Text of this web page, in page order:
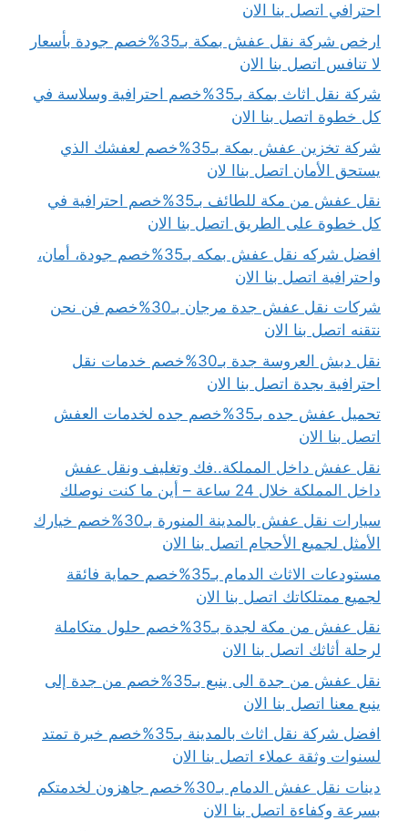
احترافي اتصل بنا الان
ارخص شركة نقل عفش بمكة بـ35%خصم جودة بأسعار
لا تنافس اتصل بنا الان
شركة نقل اثاث بمكة بـ35%خصم احترافية وسلاسة في
كل خطوة اتصل بنا الان
شركة تخزين عفش بمكة بـ35%خصم لعفشك الذي
يستحق الأمان اتصل بناا لان
نقل عفش من مكة للطائف بـ35%خصم احترافية في
كل خطوة على الطريق اتصل بنا الان
افضل شركه نقل عفش بمكه بـ35%خصم جودة، أمان،
واحترافية اتصل بنا الان
شركات نقل عفش جدة مرجان بـ30%خصم فن نحن
نتقنه اتصل بنا الان
نقل دبش العروسة جدة بـ30%خصم خدمات نقل
احترافية بجدة اتصل بنا الان
تحميل عفش جده بـ35%خصم جده لخدمات العفش
اتصل بنا الان
نقل عفش داخل المملكة..فك وتغليف ونقل عفش
داخل المملكة خلال 24 ساعة – أين ما كنت نوصلك
سيارات نقل عفش بالمدينة المنورة بـ30%خصم خيارك
الأمثل لجميع الأحجام اتصل بنا الان
مستودعات الاثاث الدمام بـ35%خصم حماية فائقة
لجميع ممتلكاتك اتصل بنا الان
نقل عفش من مكة لجدة بـ35%خصم حلول متكاملة
لرحلة أثاثك اتصل بنا الان
نقل عفش من جدة الى ينبع بـ35%خصم من جدة إلى
ينبع معنا اتصل بنا الان
افضل شركة نقل اثاث بالمدينة بـ35%خصم خبرة تمتد
لسنوات وثقة عملاء اتصل بنا الان
دينات نقل عفش الدمام بـ30%خصم جاهزون لخدمتكم
بسرعة وكفاءة اتصل بنا الان